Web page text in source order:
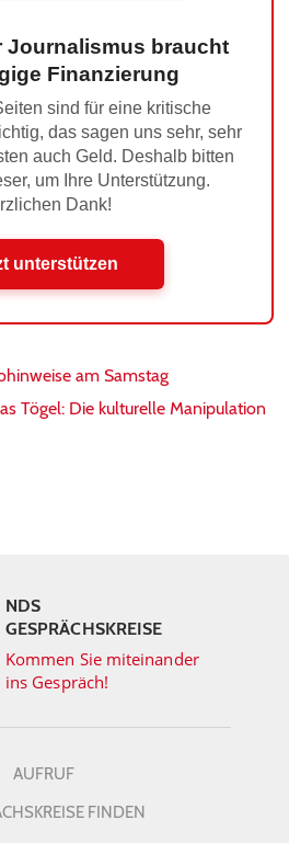
Journalismus braucht
Finanzierung
sind für eine kritische
das sagen uns sehr, sehr
auch Geld. Deshalb bitten
um Ihre Unterstützung.
Dank!
unterstützen
am Samstag
Tögel: Die kulturelle Manipulation
NDS
GESPRÄCHSKREISE
Kommen Sie miteinander
ins Gespräch!
AUFRUF
FINDEN